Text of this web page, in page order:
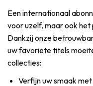
Een internationaal
voor uzelf, maar ook
Dankzij onze
uw favoriete titels
collecties:
Verfijn uw smaak